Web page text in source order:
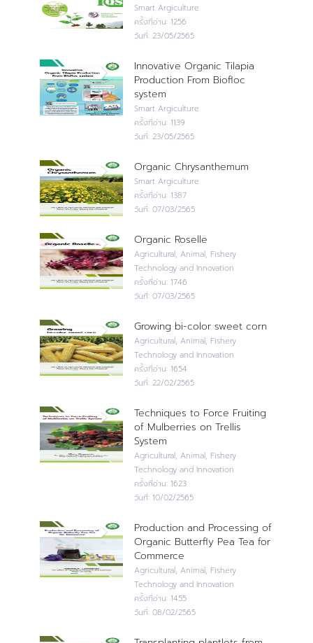
Smart Argiculture
ครั้งที่อ่าน: 1256
วันที่: 23/05/2565
Innovative Organic Tilapia
Production From Biofloc
system
Smart Argiculture
ครั้งที่อ่าน: 1139
วันที่: 23/05/2565
Organic Chrysanthemum
Smart Argiculture
ครั้งที่อ่าน: 1387
วันที่: 07/03/2565
Organic Roselle
Agricultural, Animal, Fishery
Technology and Innovation
ครั้งที่อ่าน: 1746
วันที่: 07/03/2565
Growing bi-color sweet corn
Agricultural, Animal, Fishery
Technology and Innovation
ครั้งที่อ่าน: 1654
วันที่: 22/02/2565
Techniques to Force Fruiting
of Mulberries on Trellis
System
Agricultural, Animal, Fishery
Technology and Innovation
ครั้งที่อ่าน: 1623
วันที่: 10/02/2565
Production and Processing of
Organic Butterfly Pea Tea for
Commerce
Agricultural, Animal, Fishery
Technology and Innovation
ครั้งที่อ่าน: 1455
วันที่: 08/02/2565